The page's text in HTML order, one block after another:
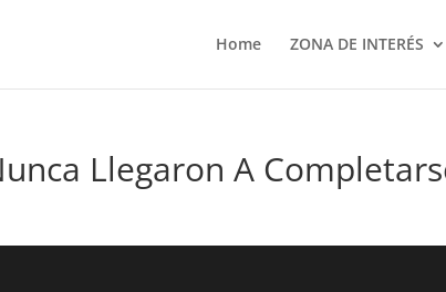
Home ZONA DE INTERÉS
Llegaron A